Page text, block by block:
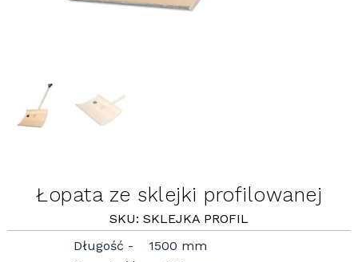
Łopata ze sklejki profilowanej
SKU: SKLEJKA PROFIL
Długość
1500 mm